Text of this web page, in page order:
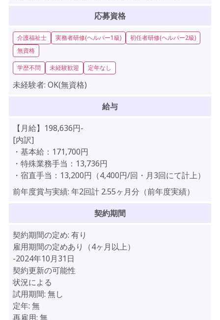
応募資格
介護福祉士 実務者研修(ヘルパー1級)
初任者研修(ヘルパー2級)
無資格
学歴不問 未経験歓迎 定年なし
未経験者: OK(無資格)
給与
【月給】198,636円-
[内訳]
・基本給：171,700円
・特殊業務手当：13,736円
・宿直手当：13,200円（4,400円/回・月3回にて計上）
前年度賞与実績: 年2回計 2.55ヶ月分（前年度実績）
契約期間
契約期間の定め: 有り
雇用期間の定めあり（4ヶ月以上）
-2024年10月31日
契約更新の可能性
状況による
試用期間: 無し
定年: 無
再雇用: 無